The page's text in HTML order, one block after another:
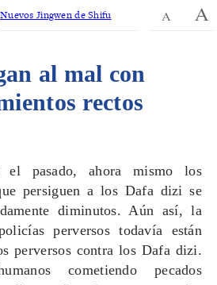
Nuevos Jingwen de Shifu
al mal con
rectos
el pasado, ahora mismo los
persiguen a los Dafa dizi se
diminutos. Aún así, la
perversos todavía están
perversos contra los Dafa dizi.
cometiendo pecados